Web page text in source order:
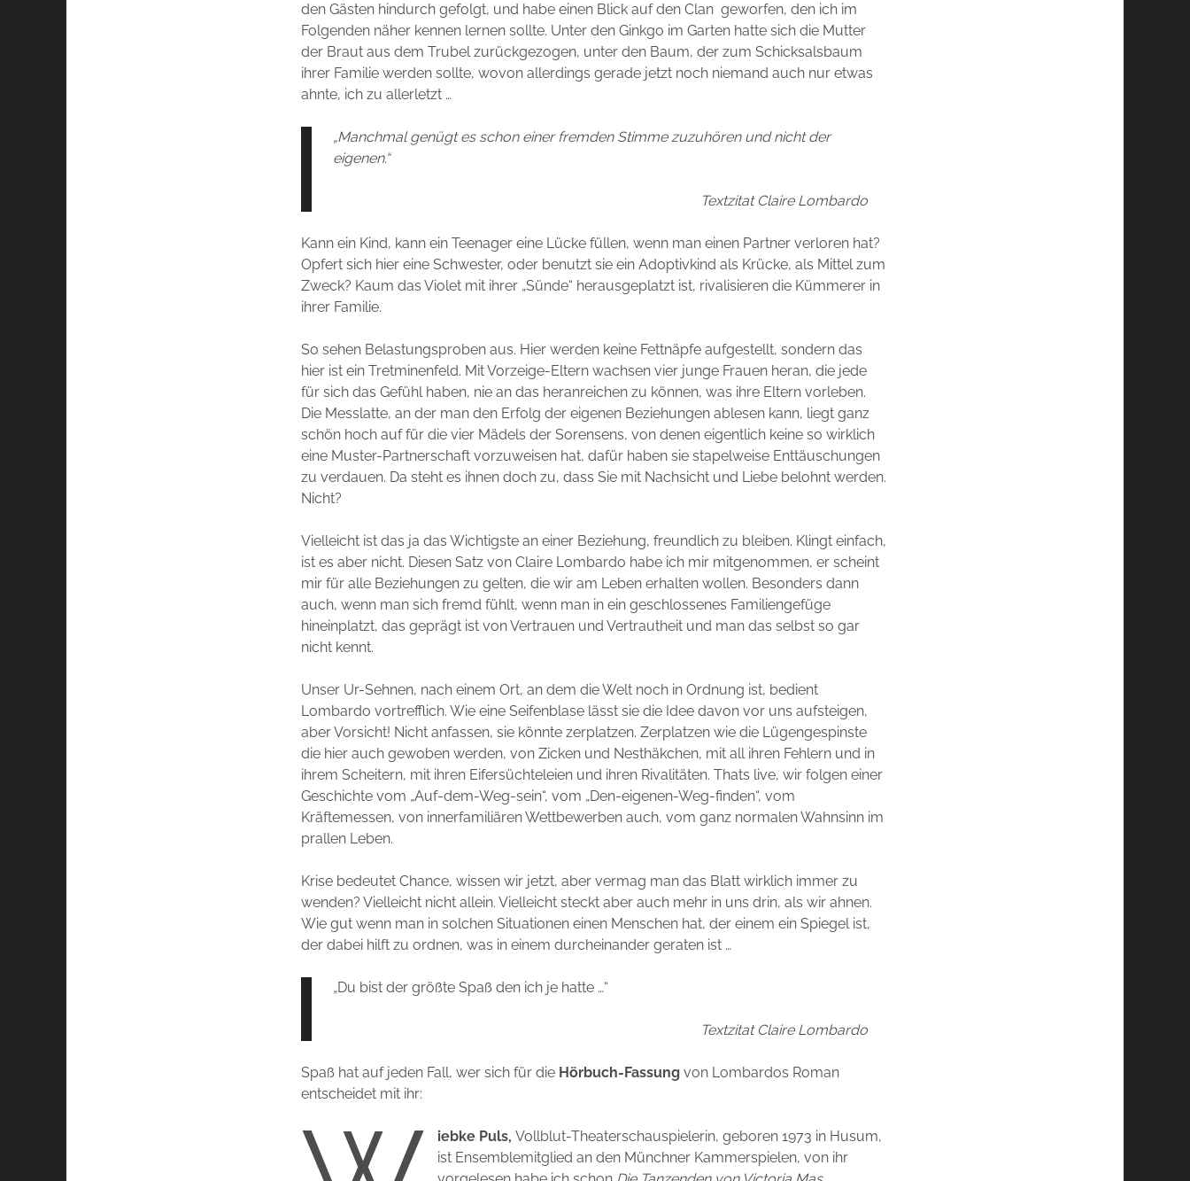
den Gästen hindurch gefolgt, und habe einen Blick auf den Clan geworfen, den ich im
Folgenden näher kennen lernen sollte. Unter den Ginkgo im Garten hatte sich die Mutter
der Braut aus dem Trubel zurückgezogen, unter den Baum, der zum Schicksalsbaum
ihrer Familie werden sollte, wovon allerdings gerade jetzt noch niemand auch nur etwas
ahnte, ich zu allerletzt …
„Manchmal genügt es schon einer fremden Stimme zuzuhören und nicht der
eigenen.“
Textzitat Claire Lombardo
Kann ein Kind, kann ein Teenager eine Lücke füllen, wenn man einen Partner verloren hat?
Opfert sich hier eine Schwester, oder benutzt sie ein Adoptivkind als Krücke, als Mittel zum
Zweck? Kaum das Violet mit ihrer „Sünde“ herausgeplatzt ist, rivalisieren die Kümmerer in
ihrer Familie.
So sehen Belastungsproben aus. Hier werden keine Fettnäpfe aufgestellt, sondern das
hier ist ein Tretminenfeld. Mit Vorzeige-Eltern wachsen vier junge Frauen heran, die jede
für sich das Gefühl haben, nie an das heranreichen zu können, was ihre Eltern vorleben.
Die Messlatte, an der man den Erfolg der eigenen Beziehungen ablesen kann, liegt ganz
schön hoch auf für die vier Mädels der Sorensens, von denen eigentlich keine so wirklich
eine Muster-Partnerschaft vorzuweisen hat, dafür haben sie stapelweise Enttäuschungen
zu verdauen. Da steht es ihnen doch zu, dass Sie mit Nachsicht und Liebe belohnt werden.
Nicht?
Vielleicht ist das ja das Wichtigste an einer Beziehung, freundlich zu bleiben. Klingt einfach,
ist es aber nicht. Diesen Satz von Claire Lombardo habe ich mir mitgenommen, er scheint
mir für alle Beziehungen zu gelten, die wir am Leben erhalten wollen. Besonders dann
auch, wenn man sich fremd fühlt, wenn man in ein geschlossenes Familiengefüge
hineinplatzt, das geprägt ist von Vertrauen und Vertrautheit und man das selbst so gar
nicht kennt.
Unser Ur-Sehnen, nach einem Ort, an dem die Welt noch in Ordnung ist, bedient
Lombardo vortrefflich. Wie eine Seifenblase lässt sie die Idee davon vor uns aufsteigen,
aber Vorsicht! Nicht anfassen, sie könnte zerplatzen. Zerplatzen wie die Lügengespinste
die hier auch gewoben werden, von Zicken und Nesthäkchen, mit all ihren Fehlern und in
ihrem Scheitern, mit ihren Eifersüchteleien und ihren Rivalitäten. Thats live, wir folgen einer
Geschichte vom „Auf-dem-Weg-sein“, vom „Den-eigenen-Weg-finden“, vom
Kräftemessen, von innerfamiliären Wettbewerben auch, vom ganz normalen Wahnsinn im
prallen Leben.
Krise bedeutet Chance, wissen wir jetzt, aber vermag man das Blatt wirklich immer zu
wenden? Vielleicht nicht allein. Vielleicht steckt aber auch mehr in uns drin, als wir ahnen.
Wie gut wenn man in solchen Situationen einen Menschen hat, der einem ein Spiegel ist,
der dabei hilft zu ordnen, was in einem durcheinander geraten ist …
„Du bist der größte Spaß den ich je hatte …“
Textzitat Claire Lombardo
Spaß hat auf jeden Fall, wer sich für die Hörbuch-Fassung von Lombardos Roman
entscheidet mit ihr:
iebke Puls, Vollblut-Theaterschauspielerin, geboren 1973 in Husum,
ist Ensemblemitglied an den Münchner Kammerspielen, von ihr